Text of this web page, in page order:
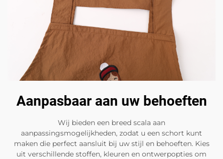
Aanpasbaar aan uw behoeften
Wij bieden een breed scala aan
aanpassingsmogelijkheden, zodat u een schort kunt
maken die perfect aansluit bij uw stijl en behoeften. Kies
uit verschillende stoffen, kleuren en ontwerpopties om